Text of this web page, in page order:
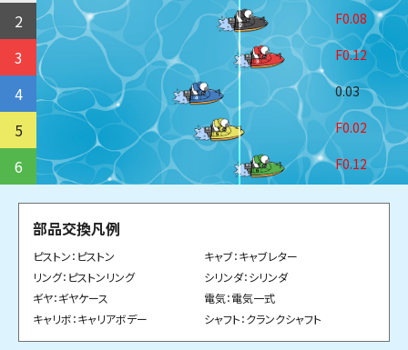
2 F0.08
3 F0.12
4 0.03
5 F0.02
6 F0.12
部品交換凡例
ピストン：ピストン
リング：ピストンリング
ギヤ：ギヤケース
キャリボ：キャリアボデー
キャブ：キャブレター
シリンダ：シリンダ
電気：電気一式
シャフト：クランクシャフト